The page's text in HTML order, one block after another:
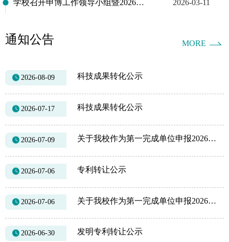
学校召开申博工作领导小组暨2026年度科研工作会议 2026-03-11
MORE
通知公告
2026-08-09 科技成果转化公示
2026-07-17 科技成果转化公示
2026-07-09 关于我校作为第一完成单位申报2026年度中国商业联合会科学技术奖--科技进步奖的公示
2026-07-06 专利转让公示
2026-07-06 关于我校作为第一完成单位申报2026年中国产学研合作促进会科技创新奖--创新成果奖的公示
2026-06-30 发明专利转让公示